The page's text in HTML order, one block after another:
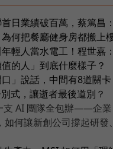
日業績破百萬，蔡篤昌
何把餐廳健身房都搬上
輕人當水電工！程世嘉
的人」到底什麼樣子？
」說話，中間有8道關
式，讓逝者最後道別？
支 AI 團隊全包辦——企業
如何讓新創公司撐起研發